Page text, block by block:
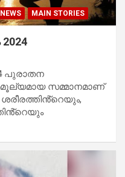
MAIN STORIES
പുരാതന
സമ്മാനമാണ്